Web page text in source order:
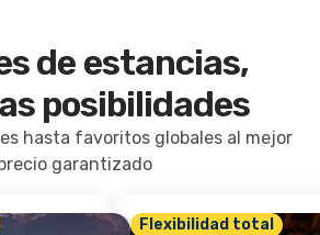
de estancias,
posibilidades
hasta favoritos globales al mejor
garantizado
Flexibilidad total